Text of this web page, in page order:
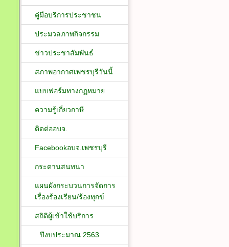
คู่มือบริการประชาชน
ประมวลภาพกิจกรรม
ข่าวประชาสัมพันธ์
สภาพอากาศเพชรบุรีวันนี้
แบบฟอร์มทางกฏหมาย
ความรู้เกี่ยวกาษี
ติดต่ออบจ.
Facebookอบจ.เพชรบุรี
กระดานสนทนา
แผนผังกระบวนการจัดการ
เรื่องร้องเรียน/ร้องทุกข์
สถิติผู้เข้าใช้บริการ
ปีงบประมาณ 2563